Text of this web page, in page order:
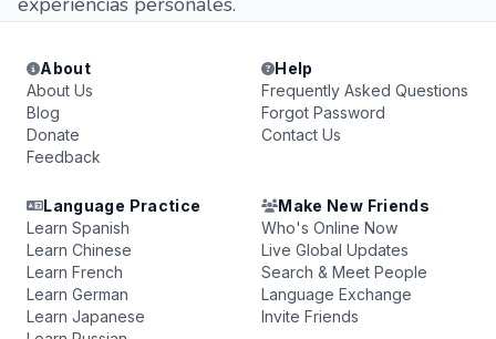
About
About Us
Blog
Donate
Feedback
Help
Frequently Asked Questions
Forgot Password
Contact Us
Language Practice
Learn Spanish
Learn Chinese
Learn French
Learn German
Learn Japanese
Make New Friends
Who's Online Now
Live Global Updates
Search & Meet People
Language Exchange
Invite Friends